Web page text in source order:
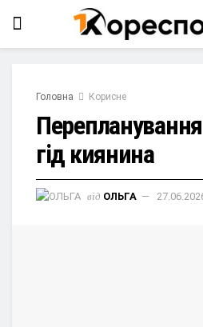
Головна Корисне
гід киянина
від ОЛЬГА